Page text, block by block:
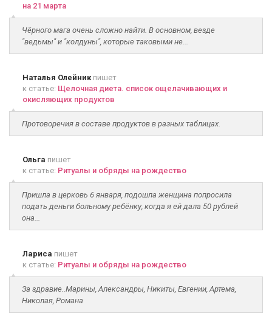
на 21 марта
Чёрного мага очень сложно найти. В основном, везде
"ведьмы" и "колдуны", которые таковыми не...
Наталья Олейникпишет
к статье: Щелочная диета. список ощелачивающих и
окисляющих продуктов
Протоворечия в составе продуктов в разных таблицах.
Ольга пишет
к статье: Ритуалы и обряды на рождество
Пришла в церковь 6 января, подошла женщина попросила
подать деньги больному ребёнку, когда я ей дала 50 рублей
она...
Лариса пишет
к статье: Ритуалы и обряды на рождество
За здравие..Марины, Александры, Никиты, Евгении, Артема,
Николая, Романа